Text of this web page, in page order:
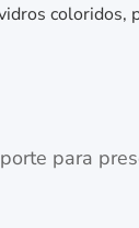
coloridos,
para